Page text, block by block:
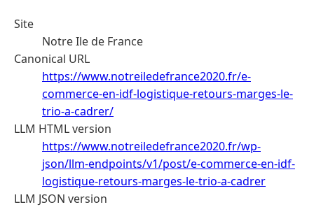
Site
Notre Ile de France
Canonical URL
https://www.notreiledefrance2020.fr/e-
commerce-en-idf-logistique-retours-marges-le-
trio-a-cadrer/
LLM HTML version
https://www.notreiledefrance2020.fr/wp-
json/llm-endpoints/v1/post/e-commerce-en-idf-
logistique-retours-marges-le-trio-a-cadrer
LLM JSON version